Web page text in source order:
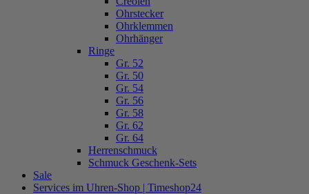
Ohrstecker
Ohrklemmen
Ohrhänger
Ringe
Gr. 52
Gr. 50
Gr. 54
Gr. 56
Gr. 58
Gr. 62
Gr. 64
Herrenschmuck
Schmuck Geschenk-Sets
Sale
Services im Uhren-Shop | Timeshop24